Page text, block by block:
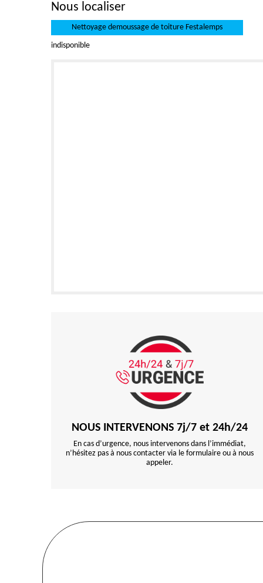
Nous localiser
Nettoyage demoussage de toiture Festalemps
indisponible
NOUS INTERVENONS 7j/7 et 24h/24
En cas d’urgence, nous intervenons dans l’immédiat,
n’hésitez pas à nous contacter via le formulaire ou à nous
appeler.